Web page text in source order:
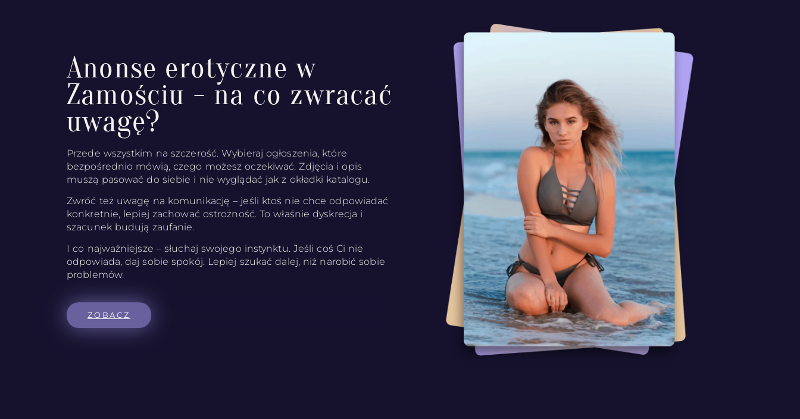
Anonse erotyczne w
Zamościu - na co zwracać
uwagę?
Przede wszystkim na szczerość. Wybieraj ogłoszenia, które
bezpośrednio mówią, czego możesz oczekiwać. Zdjęcia i opis
muszą pasować do siebie i nie wyglądać jak z okładki katalogu.
Zwróć też uwagę na komunikację – jeśli ktoś nie chce odpowiadać
konkretnie, lepiej zachować ostrożność. To właśnie dyskrecja i
szacunek budują zaufanie.
I co najważniejsze – słuchaj swojego instynktu. Jeśli coś Ci nie
odpowiada, daj sobie spokój. Lepiej szukać dalej, niż narobić sobie
problemów.
ZOBACZ